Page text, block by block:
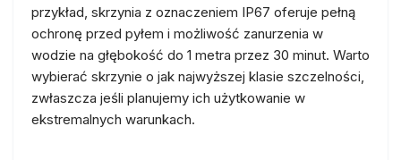
przykład, skrzynia z oznaczeniem IP67 oferuje pełną
ochronę przed pyłem i możliwość zanurzenia w
wodzie na głębokość do 1 metra przez 30 minut. Warto
wybierać skrzynie o jak najwyższej klasie szczelności,
zwłaszcza jeśli planujemy ich użytkowanie w
ekstremalnych warunkach.